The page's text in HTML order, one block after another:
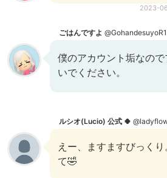
2023-
ごはんですよ
僕のアカウント垢なの
いでください。
ルシオ(Lucio) 公式 🍀
えー、ますますびっく
て🤣